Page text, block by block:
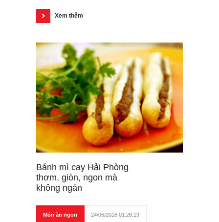
Xem thêm
Bánh mì cay Hải Phòng
thơm, giòn, ngon mà
không ngán
Món ăn ngon 24/06/2016 01:28:19